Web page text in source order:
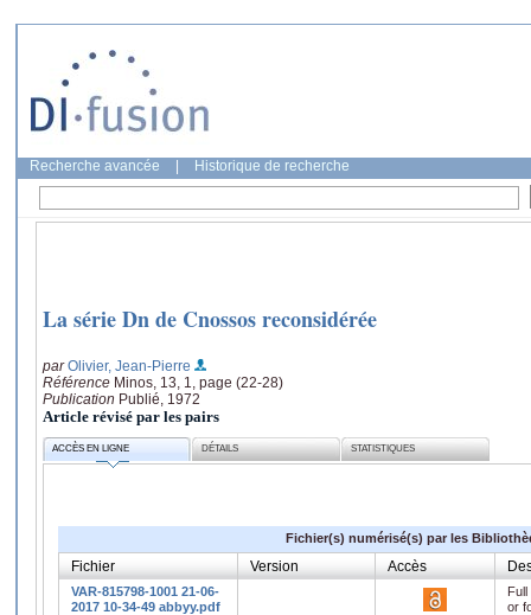
Recherche avancée Historique de recherche
La série Dn de Cnossos reconsidérée
parOlivier, Jean-Pierre
Référence Minos, 13, 1, page (22-28)
Publication Publié, 1972
Article révisé par les pairs
ACCÈS EN LIGNE DÉTAILS STATISTIQUES
Fichier(s) numérisé(s) par les
Fichier Version Accès
VAR-815798-1001 21-06-
2017 10-34-49 abbyy.pdf
or